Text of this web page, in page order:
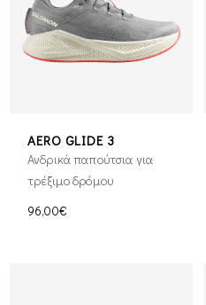
AERO GLIDE 3
Ανδρικά παπούτσια για
τρέξιμο δρόμου
96,00€